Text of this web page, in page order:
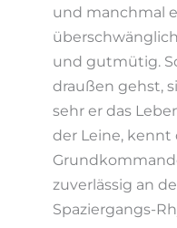
und manchmal
und gutmütig.
draußen gehst,
sehr er das
der Leine,
zuverlässig an
Spaziergangs-